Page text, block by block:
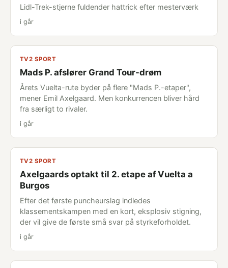
Lidl-Trek-stjerne fuldender hattrick efter mesterværk
i går
TV2 SPORT
Mads P. afslører Grand Tour-drøm
Årets Vuelta-rute byder på flere "Mads P.-etaper",
mener Emil Axelgaard. Men konkurrencen bliver hård
fra særligt to rivaler.
i går
TV2 SPORT
Axelgaards optakt til 2. etape af Vuelta a
Burgos
Efter det første puncheurslag indledes
klassementskampen med en kort, eksplosiv stigning,
der vil give de første små svar på styrkeforholdet.
i går